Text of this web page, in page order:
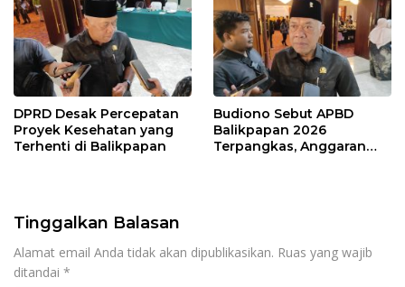
DPRD Desak Percepatan
Proyek Kesehatan yang
Terhenti di Balikpapan
Budiono Sebut APBD
Balikpapan 2026
Terpangkas, Anggaran
Tinggalkan Balasan
Alamat email Anda tidak akan dipublikasikan. Ruas yang wajib
ditandai *